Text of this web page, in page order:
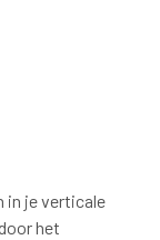
in je verticale
het